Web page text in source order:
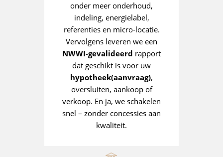
onder meer onderhoud,
indeling, energielabel,
referenties en micro-locatie.
Vervolgens leveren we een
NWWI-gevalideerd rapport
dat geschikt is voor uw
hypotheek(aanvraag),
oversluiten, aankoop of
verkoop. En ja, we schakelen
snel – zonder concessies aan
kwaliteit.